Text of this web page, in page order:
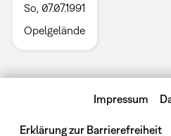
So, 07.07.1991
Opelgelände
Impressum
Erklärung zur Barrierefreiheit